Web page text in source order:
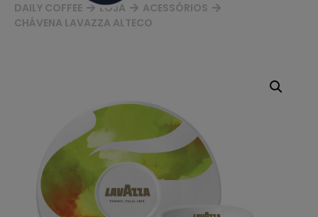
DAILY COFFEE LOJA
ACESSÓRIOS
CHÁVENA LAVAZZA ALTECO